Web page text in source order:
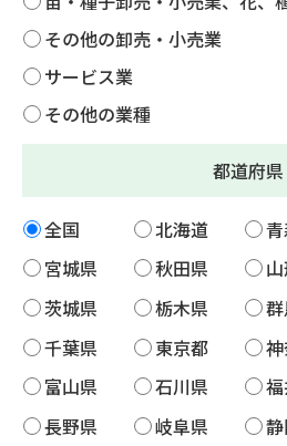
その他の卸売・小売業
サービス業
その他の業種
都道府県
全国 北海道
宮城県
秋田県
茨城県
栃木県
千葉県
東京都
富山県
石川県
長野県
岐阜県